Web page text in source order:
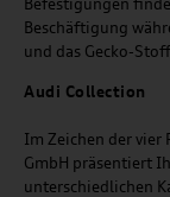
Beschäftigung
und das Gecko-
Audi Collection
Im Zeichen der vier
GmbH präsentiert
unterschiedlichen